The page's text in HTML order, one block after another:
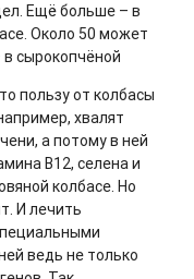
Ещё больше – в
Около 50 может
сырокопчёной
пользу от колбасы
хвалят
а потому в ней
В12, селена и
колбасе. Но
И лечить
ведь не только